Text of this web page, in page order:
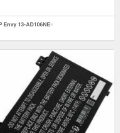
13-AD106NE